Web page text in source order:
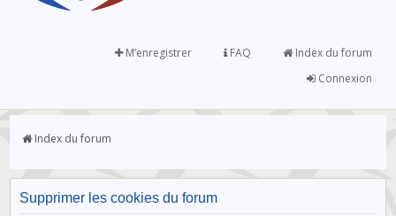
Index du forum
FAQ
M’enregistrer
Connexion
Index du forum
Supprimer les cookies du forum